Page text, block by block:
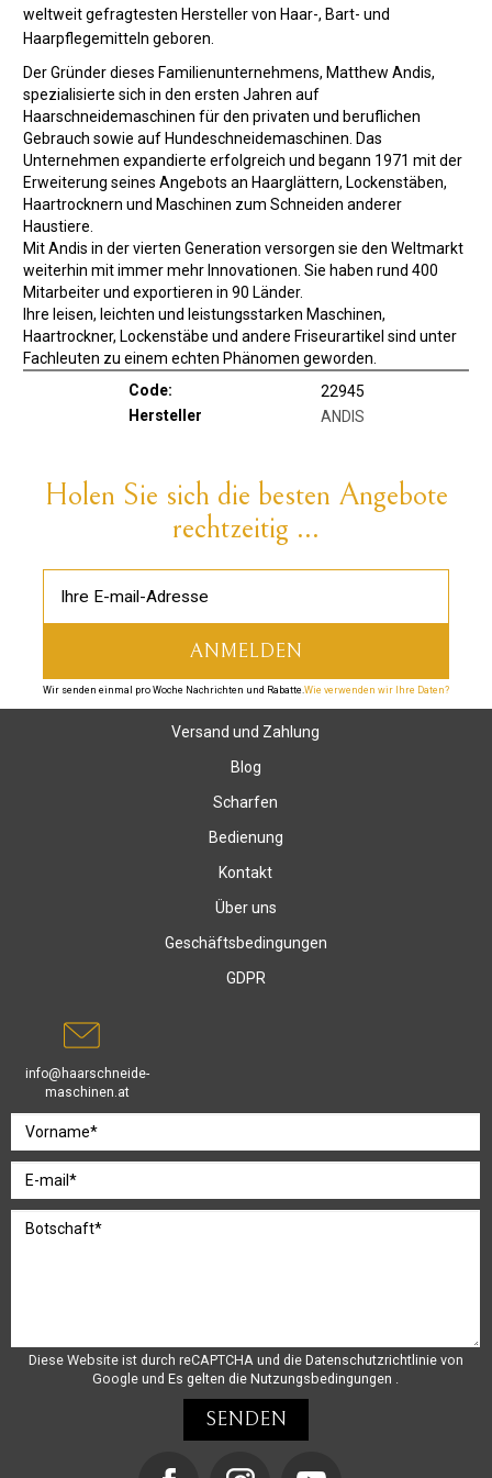
weltweit gefragtesten Hersteller von Haar-, Bart- und
Haarpflegemitteln geboren.
Der Gründer dieses Familienunternehmens, Matthew Andis,
spezialisierte sich in den ersten Jahren auf
Haarschneidemaschinen für den privaten und beruflichen
Gebrauch sowie auf Hundeschneidemaschinen. Das
Unternehmen expandierte erfolgreich und begann 1971 mit der
Erweiterung seines Angebots an Haarglättern, Lockenstäben,
Haartrocknern und Maschinen zum Schneiden anderer
Haustiere.
Mit Andis in der vierten Generation versorgen sie den Weltmarkt
weiterhin mit immer mehr Innovationen. Sie haben rund 400
Mitarbeiter und exportieren in 90 Länder.
Ihre leisen, leichten und leistungsstarken Maschinen,
Haartrockner, Lockenstäbe und andere Friseurartikel sind unter
Fachleuten zu einem echten Phänomen geworden.
Code:
22945
Hersteller
ANDIS
Holen Sie sich die besten Angebote
rechtzeitig ...
Wir senden einmal pro Woche Nachrichten und Rabatte.Wie verwenden wir Ihre Daten?
Versand und Zahlung
Blog
Scharfen
Bedienung
Kontakt
Über uns
Geschäftsbedingungen
GDPR
info@haarschneide-
maschinen.at
Diese Website ist durch reCAPTCHA und die Datenschutzrichtlinie von
Google und Es gelten die Nutzungsbedingungen .